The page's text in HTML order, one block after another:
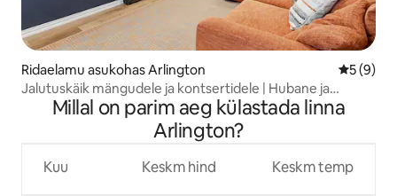
Ridaelamu asukohas Arlington
5 (9)
Jalutuskäik mängudele ja kontsertidele | Hubane ja
suletud | 6 magamiskohta
Millal on parim aeg külastada linna
Arlington?
Kuu Keskm hind Keskm temp